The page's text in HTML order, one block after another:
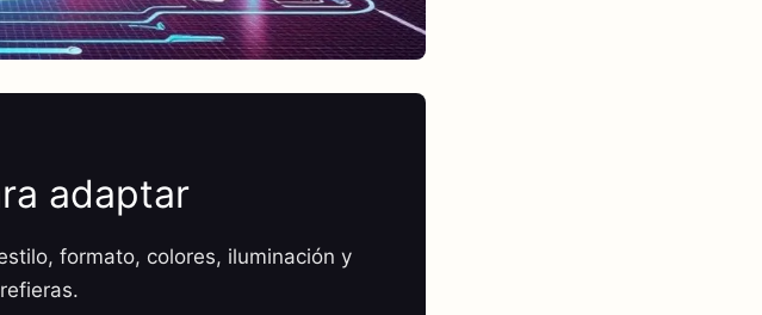
adaptar
formato, colores, iluminación y